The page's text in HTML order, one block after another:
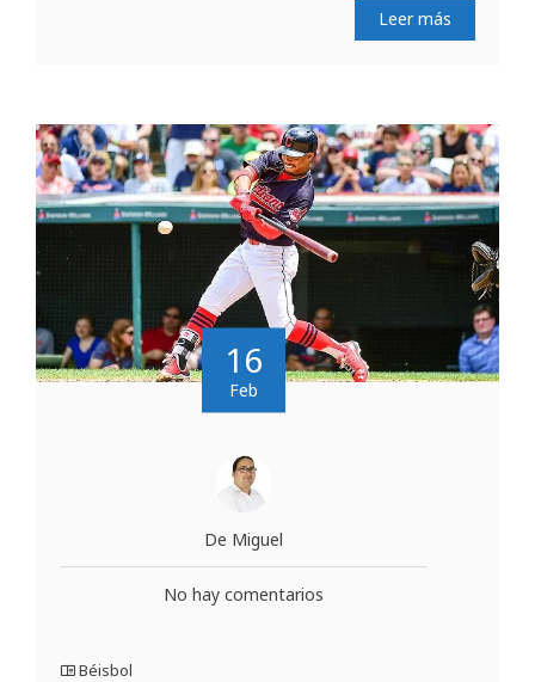
Leer más
16
Feb
De Miguel
No hay comentarios
Béisbol